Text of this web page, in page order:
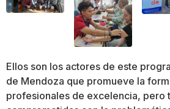
Ellos son los actores de este
de Mendoza que promueve la
profesionales de excelencia, pero